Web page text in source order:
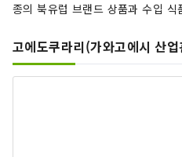
종의 북유럽 브랜드 상품과 수입 식
고에도쿠라리(가와고에시 산